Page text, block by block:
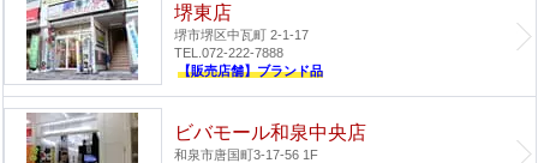
堺東店
堺市堺区中瓦町 2-1-17
TEL.072-222-7888
【販売店舗】ブランド品
ビバモール和泉中央店
和泉市唐国町3-17-56 1F